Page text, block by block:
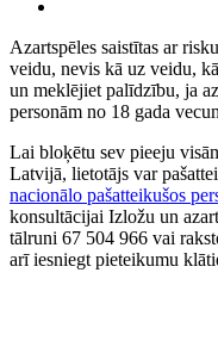
Azartspēles saistītas ar
veidu, nevis kā uz veidu,
un meklējiet palīdzību, ja
personām no 18 gada
Lai bloķētu sev pieeju
Latvijā, lietotājs var
nacionālo pašatteikušos
konsultācijai Izložu un
tālruni 67 504 966 vai
arī iesniegt pieteikumu